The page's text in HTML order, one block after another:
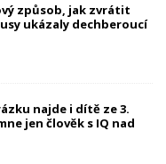
způsob, jak zvrátit
ukázaly dechberoucí
najde i dítě ze 3.
jen člověk s IQ nad